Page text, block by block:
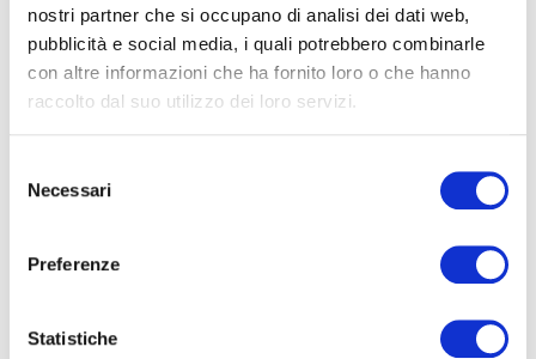
nostri partner che si occupano di analisi dei dati web,
pubblicità e social media, i quali potrebbero combinarle
con altre informazioni che ha fornito loro o che hanno
raccolto dal suo utilizzo dei loro servizi.
delNecessari
Preferenze
Statistiche